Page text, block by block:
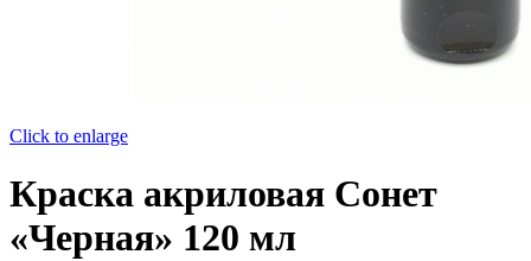
Click to enlarge
Краска акриловая Сонет
«Черная» 120 мл